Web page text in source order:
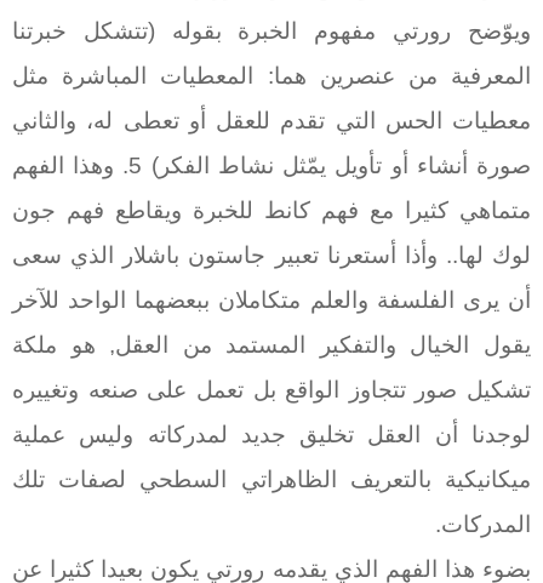
ويوّضح رورتي مفهوم الخبرة بقوله (تتشكل خبرتنا
المعرفية من عنصرين هما: المعطيات المباشرة مثل
معطيات الحس التي تقدم للعقل أو تعطى له، والثاني
صورة أنشاء أو تأويل يمّثل نشاط الفكر) 5. وهذا الفهم
متماهي كثيرا مع فهم كانط للخبرة ويقاطع فهم جون
لوك لها.. وأذا أستعرنا تعبير جاستون باشلار الذي سعى
أن يرى الفلسفة والعلم متكاملان ببعضهما الواحد للآخر
يقول الخيال والتفكير المستمد من العقل, هو ملكة
تشكيل صور تتجاوز الواقع بل تعمل على صنعه وتغييره
لوجدنا أن العقل تخليق جديد لمدركاته وليس عملية
ميكانيكية بالتعريف الظاهراتي السطحي لصفات تلك
المدركات.
بضوء هذا الفهم الذي يقدمه رورتي يكون بعيدا كثيرا عن